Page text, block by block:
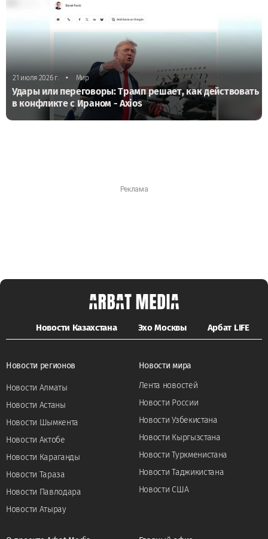
21 июля 2026 г. • Мир
Удары или переговоры: Трамп решает, как действовать
в конфликте с Ираном - Axios
Новости Казахстана Эхо Москвы Арбат LIFE
Новости регионов
Новости Алматы
Новости Астаны
Новости Шымкента
Новости Актобе
Новости Караганды
Новости Тараза
Новости Павлодара
Новости Атырау
Новости мира
Лента новостей
Новости России
Новости Узбекистана
Новости Кыргызстана
Новости Туркменистана
Новости Таджикистана
Новости США